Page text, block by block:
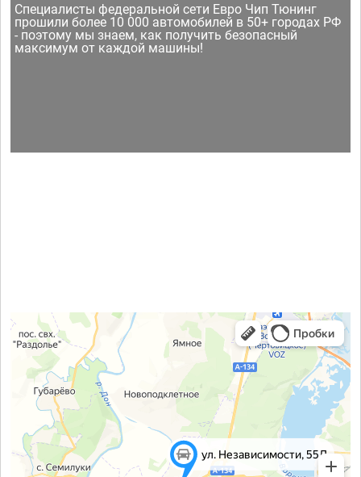
Специалисты федеральной сети Евро Чип Тюнинг
прошили более 10 000 автомобилей в 50+ городах РФ
- поэтому мы знаем, как получить безопасный
максимум от каждой машины!